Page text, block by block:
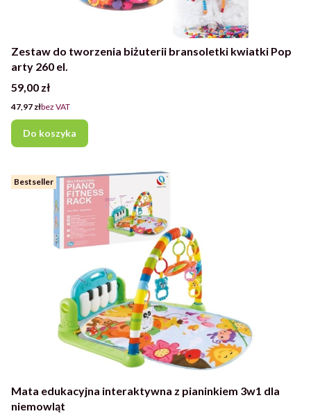
Zestaw do tworzenia biżuterii bransoletki kwiatki Pop
arty 260 el.
Cena
59,00 zł
Cena
47,97 złbez VAT
Do koszyka
Bestseller
Mata edukacyjna interaktywna z pianinkiem 3w1 dla
niemowląt